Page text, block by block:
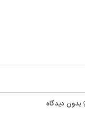
بدون دیدگاه